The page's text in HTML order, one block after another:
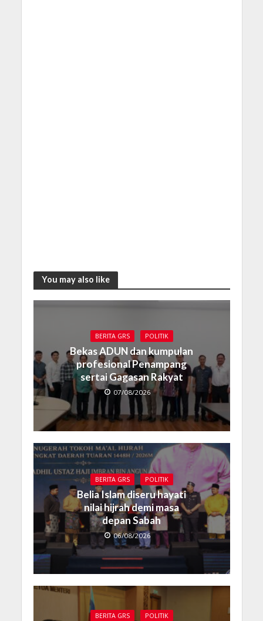
You may also like
BERITA GRS POLITIK
Bekas ADUN dan kumpulan
profesional Penampang
sertai Gagasan Rakyat
07/08/2026
BERITA GRS POLITIK
Belia Islam diseru hayati
nilai hijrah demi masa
depan Sabah
06/08/2026
BERITA GRS POLITIK